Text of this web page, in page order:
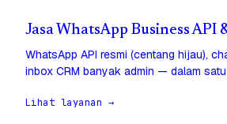
Jasa WhatsApp Business API
WhatsApp API resmi (centang hijau),
inbox CRM banyak admin — dalam
Lihat layanan →